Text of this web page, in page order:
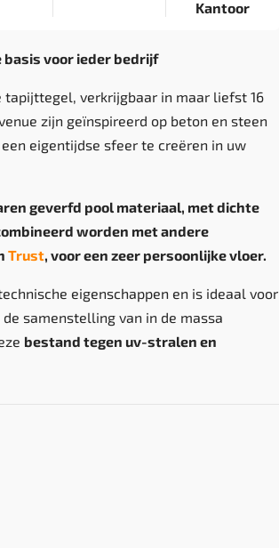
Kantoor
voor ieder bedrijf
tapijttegel, verkrijgbaar in maar liefst 16
zijn geïnspireerd op beton en steen
eigentijdse sfeer te creëren in uw
geverfd pool materiaal, met dichte
worden met andere
Trust, voor een zeer persoonlijke vloer.
eigenschappen en is ideaal voor
samenstelling van in de massa
bestand tegen uv-stralen en